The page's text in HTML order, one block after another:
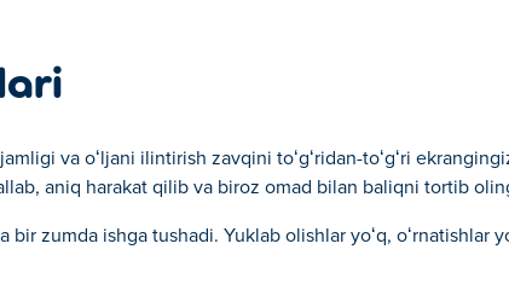
va oʻljani ilintirish zavqini toʻgʻridan-toʻgʻri
aniq harakat qilib va biroz omad bilan baliqni tortib
bir zumda ishga tushadi. Yuklab olishlar yoʻq, oʻrnatishlar